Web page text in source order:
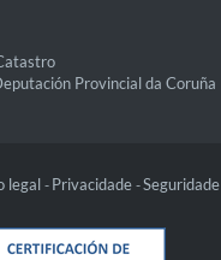
Provincial da Coruña
legal- Privacidade -Seguridade